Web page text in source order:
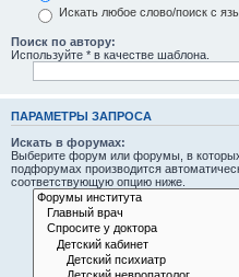
Искать любое слово/поиск с
Поиск по автору:
Используйте * в качестве шаблона.
ПАРАМЕТРЫ ЗАПРОСА
Искать в форумах:
Выберите форум или форумы, в
подфорумах производится
соответствующую опцию ниже.